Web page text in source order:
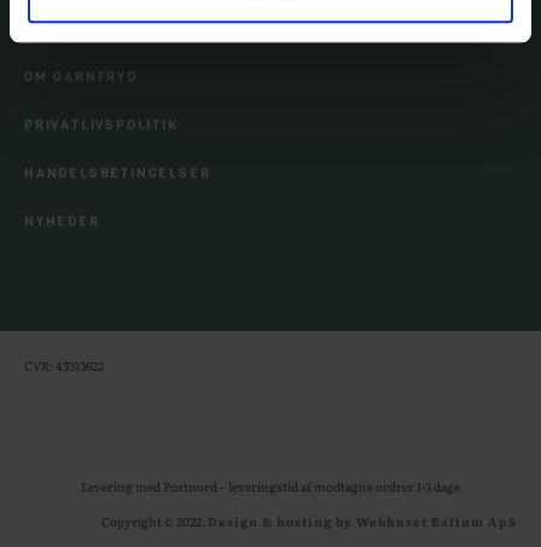
KUNDESERVICE
OM GARNFRYD
PRIVATLIVSPOLITIK
HANDELSBETINGELSER
NYHEDER
CVR: 43313622
Levering med Postnord – leveringstid af modtagne ordrer 1-3 dage
Copyright © 2022. Design & hosting by Webhuset Ballum ApS